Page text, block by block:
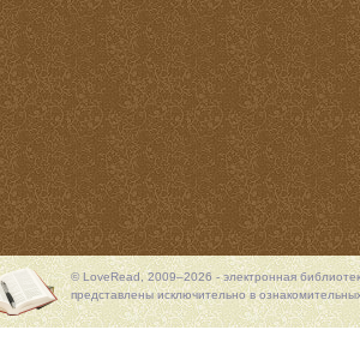
© LoveRead, 2009–2026 - электронная
представлены исключительно в